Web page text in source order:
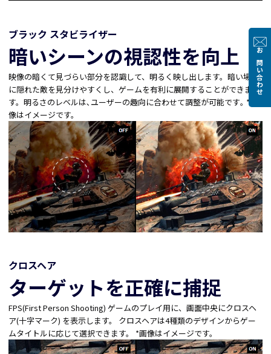
お問い合わせ
ブラック スタビライザー
暗いシーンの視認性を向上
映像の暗くて見づらい部分を認識して、明るく映し出します。暗い場所
に隠れた敵を見分けやすくし、ゲームを有利に展開することができま
す。明るさのレベルは､ユーザーの趣向に合わせて調整が可能です｡ *画
像はイメージです。
クロスヘア
ターゲットを正確に捕捉
FPS(First Person Shooting) ゲームのプレイ用に、画面中央にクロスヘ
ア(十字マーク) を表示します。 クロスヘアは4種類のデザインからゲー
ムタイトルに応じて選択できます。 *画像はイメージです。